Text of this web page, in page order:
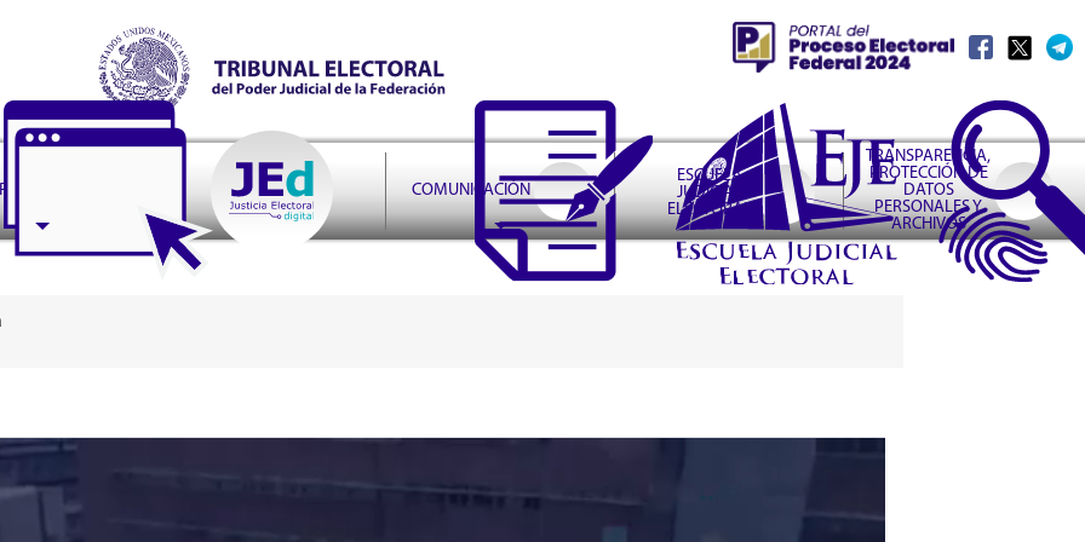
de la Federación
COMUNICACIÓN
ESCUELA
JUDICIAL
ELECTORAL
TRANSPARENCIA,
PROTECCIÓN DE
DATOS
PERSONALES Y
ARCHIVOS